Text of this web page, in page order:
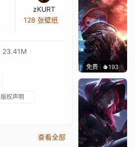
zKURT
128 张壁纸
23.41M
版权声明
查看全部
免费 193